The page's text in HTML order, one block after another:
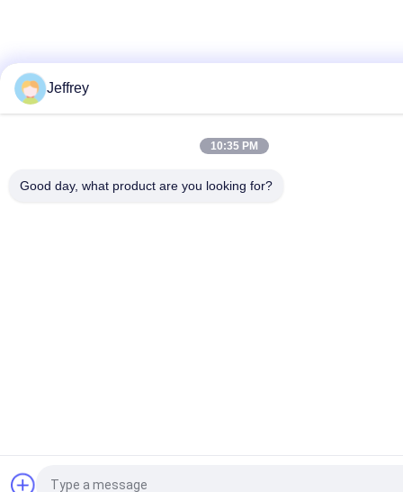
Jeffrey
10:35 PM
Good day, what product are you looking for?